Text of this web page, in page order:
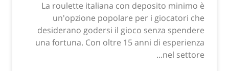
La roulette italiana con deposito minimo è
un'opzione popolare per i giocatori che
desiderano godersi il gioco senza spendere
una fortuna. Con oltre 15 anni di esperienza
nel settore...